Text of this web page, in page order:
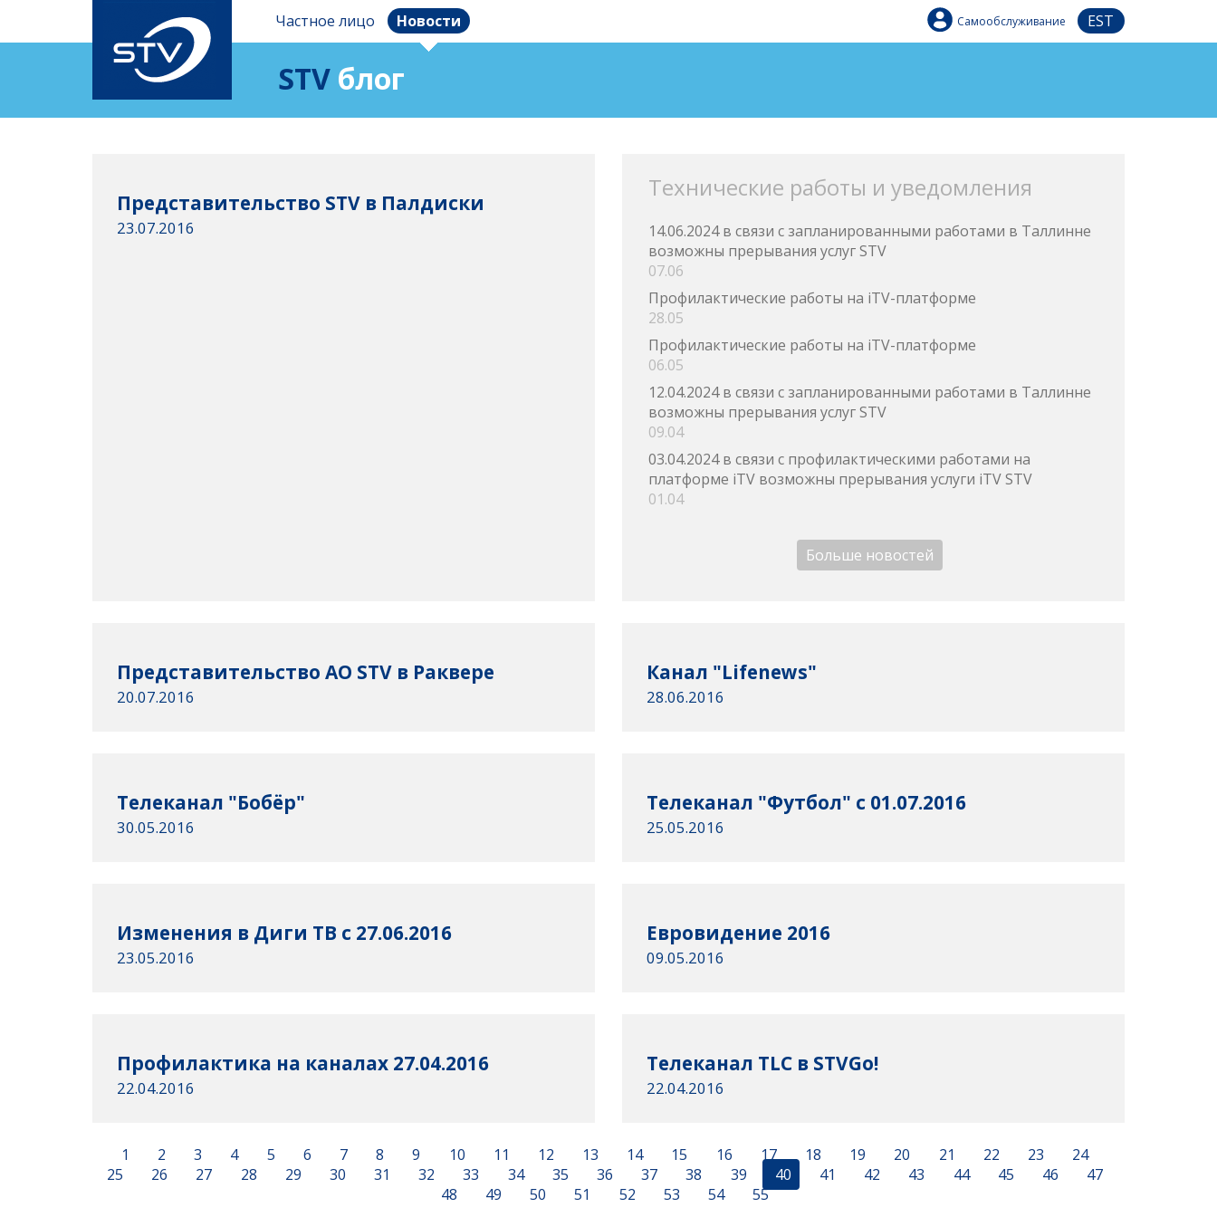
Частное лицо Новости Самообслуживание EST
STV блог
Представительство STV в Палдиски
23.07.2016
Технические работы и уведомления
14.06.2024 в связи с запланированными работами в Таллинне
возможны прерывания услуг STV
07.06
Профилактические работы на iTV-платформе
28.05
Профилактические работы на iTV-платформе
06.05
12.04.2024 в связи с запланированными работами в Таллинне
возможны прерывания услуг STV
09.04
03.04.2024 в связи с профилактическими работами на
платформе iTV возможны прерывания услуги iTV STV
01.04
Больше новостей
Представительство AО STV в Раквере
20.07.2016
Канал "Lifenews"
28.06.2016
Телеканал "Бобёр"
30.05.2016
Телеканал "Футбол" с 01.07.2016
25.05.2016
Изменения в Диги ТВ с 27.06.2016
23.05.2016
Евровидение 2016
09.05.2016
Профилактика на каналах 27.04.2016
22.04.2016
Tелеканал TLC в STVGo!
22.04.2016
1 2 3 4 5 6 7 8 9 10 11 12 13 14 15 16 17 18 19 20 21 22 23
24
25
26 27 28 29 30 31 32 33 34 35 36 37 38 39 40 41 42 43 44 45 46
47
48
49 50 51 52 53 54 55